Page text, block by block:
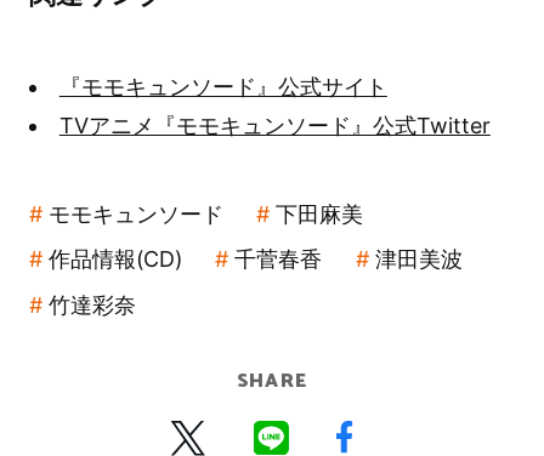
『モモキュンソード』公式サイト
TVアニメ『モモキュンソード』公式Twitter
モモキュンソード
下田麻美
作品情報(CD)
千菅春香
津田美波
竹達彩奈
SHARE